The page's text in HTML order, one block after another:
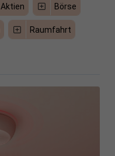
Aktien Börse
Raumfahrt